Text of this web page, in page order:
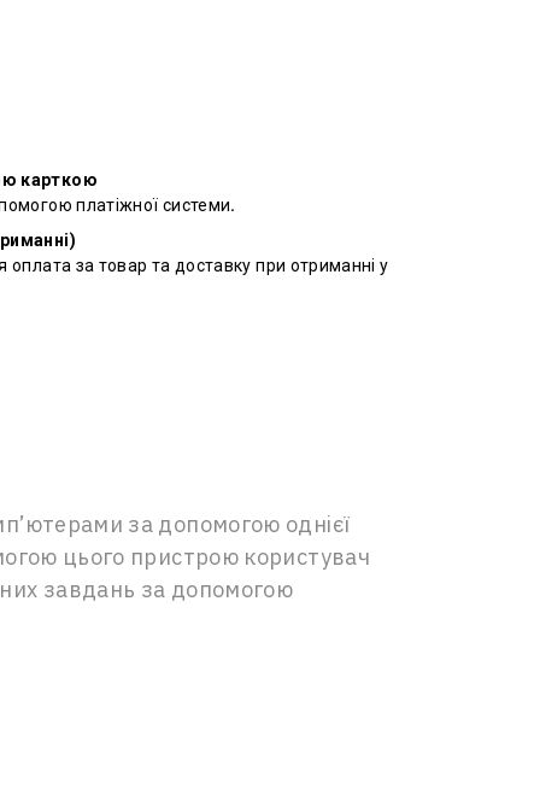
карткою
платіжної системи.
оплата за товар та доставку при отриманні у
за допомогою однієї
цього пристрою користувач
завдань за допомогою